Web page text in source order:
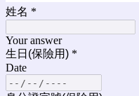
姓名 *
Your answer
生日(保險用) *
Date